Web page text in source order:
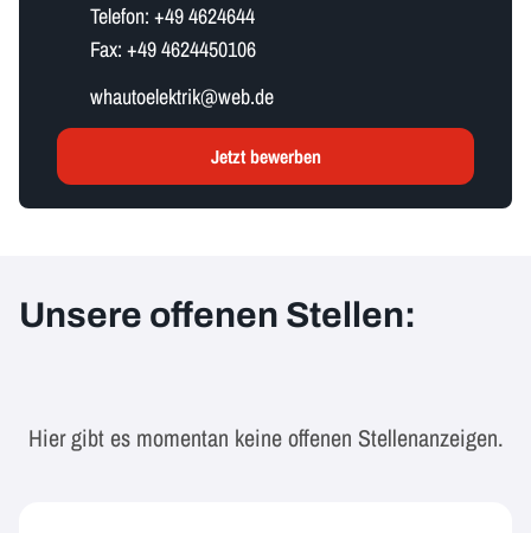
Telefon: +49 4624644
Fax: +49 4624450106
w​h​a​u​t​o​e​l​e​k​t​r​i​k​@web.de
Jetzt bewerben
Unsere offenen Stellen:
Hier gibt es momentan keine offenen Stellenanzeigen.